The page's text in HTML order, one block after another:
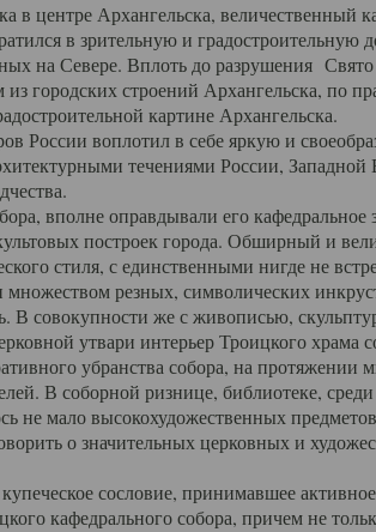
Архангельска, величественный
в зрительную и градостроительную
на Севере. Вплоть до разрушения
городских строений Архангельска, по
картине Архангельска.
России воплотил в себе яркую и
течениями России,
вполне оправдывали его кафедральное
построек города. Обширный и
стиля, с единственными нигде не
резных, символических
В совокупности же с живописью,
утвари интерьер Троицкого храма
убранства собора, на протяжении
В соборной ризнице, библиотеке,
не мало высокохудожественных
о значительных церковных и
сословие, принимавшее
кафедрального собора, причем не